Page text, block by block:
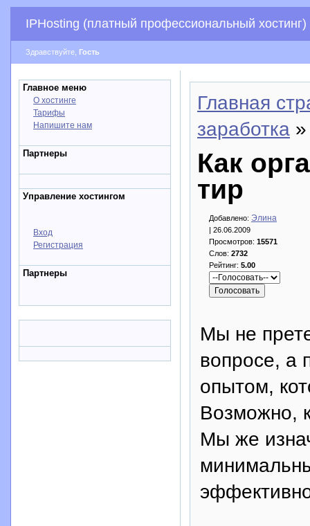
IPHosting (платный профессиональный хостинг)
Здравствуйте, Гость
Главное меню
О хостинге
Тарифы
Напишите нам
Партнеры
Управление хостингом
Вход
Регистрация
Партнеры
Главная
заработка
Как
тир
Добавлено: Элина
| 26.06.2009
Просмотров: 15571
Слов: 2732
Рейтинг: 5.00
Мы не
вопросе, а
опытом,
Возможно,
Мы же